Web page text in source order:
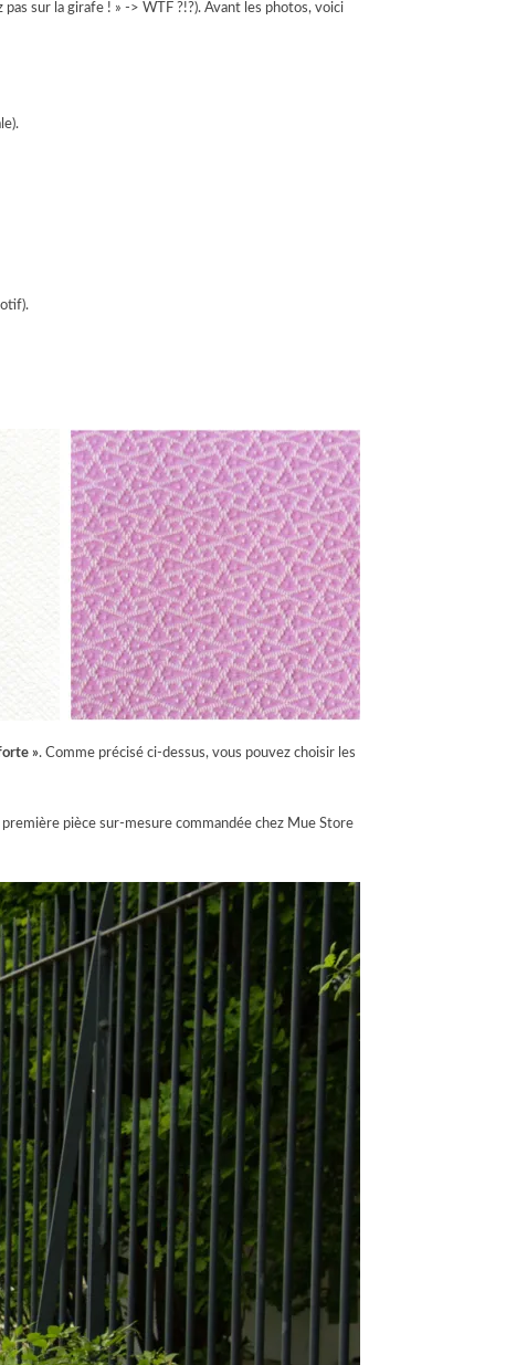
sur la girafe ! » -> WTF ?!?). Avant les photos, voici
». Comme précisé ci-dessus, vous pouvez choisir les
pièce sur-mesure commandée chez Mue Store